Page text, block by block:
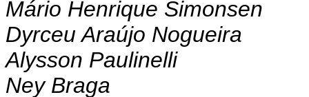
Mário Henrique Simonsen
Dyrceu Araújo Nogueira
Alysson Paulinelli
Ney Braga